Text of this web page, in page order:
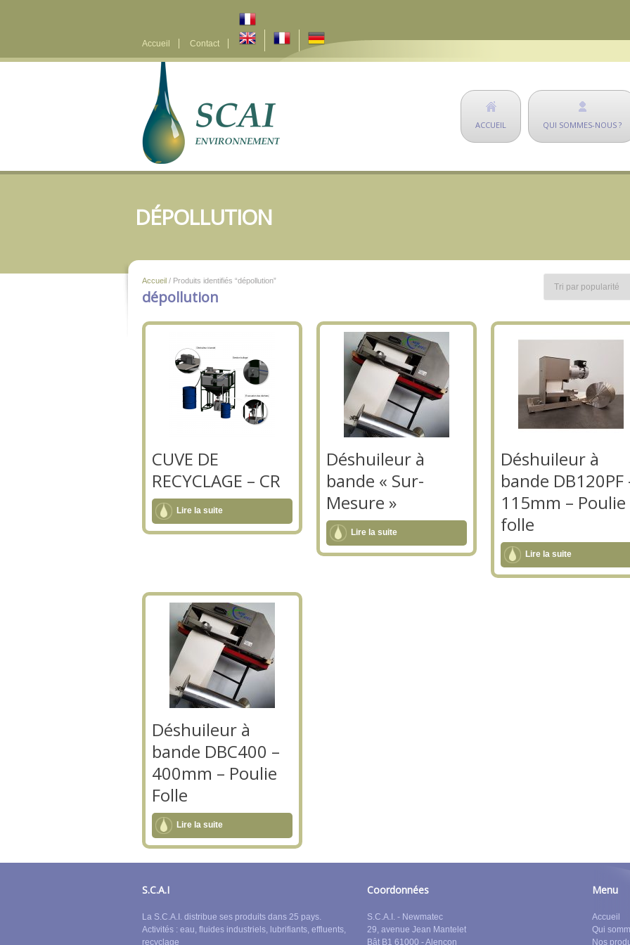
Accueil Contact
ACCUEIL QUI SOMMES-NOUS ?
DÉPOLLUTION
Accueil / Produits identifiés “dépollution”
dépollution
CUVE DE
RECYCLAGE – CR
Lire la suite
Déshuileur à
bande « Sur-
Mesure »
Lire la suite
Déshuileur à
bande DB120PF
115mm – Poulie
folle
Lire la suite
Déshuileur à
bande DBC400 –
400mm – Poulie
Folle
Lire la suite
S.C.A.I
La S.C.A.I. distribue ses produits dans 25 pays.
Activités : eau, fluides industriels, lubrifiants, effluents,
recyclage
Coordonnées
S.C.A.I. - Newmatec
29, avenue Jean Mantelet
Bât B1 61000 - Alençon
Menu
Accueil
Qui
Nos